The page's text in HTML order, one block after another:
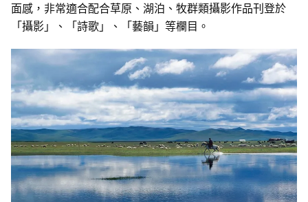
面感，非常適合配合草原、湖泊、牧群類攝影作品刊登於
「攝影」、「詩歌」、「藝韻」等欄目。